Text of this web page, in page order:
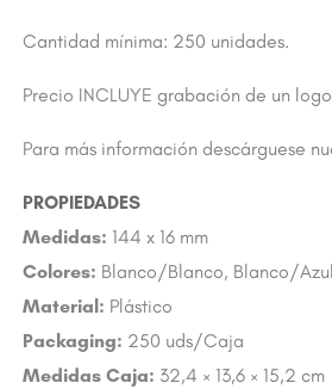
Cantidad mínima: 250 unidades.
Precio INCLUYE grabación de un
Para más información descárguese
Medidas: 144 x 16 mm
Colores: Blanco/Blanco, Blanco/
Material: Plástico
Packaging: 250 uds/Caja
Medidas Caja: 32,4 × 13,6 × 15,2 cm